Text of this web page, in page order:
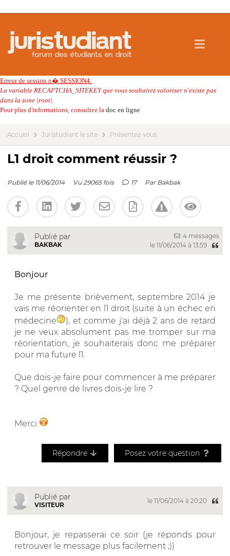
Erreur de session n� SESSION4:
La variable RECAPTCHA_SITEKEY que vous souhaitez valoriser n'existe pas
dans la zone |root|.
Pour plus d'informations, consultez la doc en ligne
Accueil Juristudiant le site Présentez-vous
L1 droit comment réussir ?
Publié le 11/06/2014 Vu 29065 fois 17 Par Bakbak
Publié par
BAKBAK
4 messages
le 11/06/2014 à 13:59
Bonjour
Je me présente brièvement, septembre 2014 je
vais me réorienter en l1 droit (suite à un échec en
médecine
), et comme j'ai déjà 2 ans de retard
je ne veux absolument pas me tromper sur ma
réorientation, je souhaiterais donc me préparer
pour ma future l1.
Que dois-je faire pour commencer à me préparer
? Quel genre de livres dois-je lire ?
Merci
Répondre Posez votre question
Publié par
VISITEUR
le 11/06/2014 à 20:20
Bonjour, je repasserai ce soir (je réponds pour
retrouver le message plus facilement ;))